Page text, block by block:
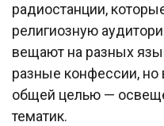
радиостанции,
религиозную
вещают на разных
разные конфессии,
общей целью —
тематик.